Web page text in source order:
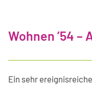
Wohnen ’54 –
Ein sehr